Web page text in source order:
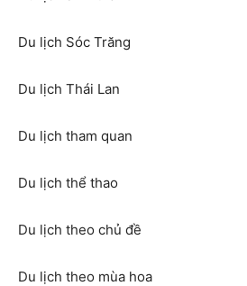
Du lịch Sóc Trăng
Du lịch Thái Lan
Du lịch tham quan
Du lịch thể thao
Du lịch theo chủ đề
Du lịch theo mùa hoa